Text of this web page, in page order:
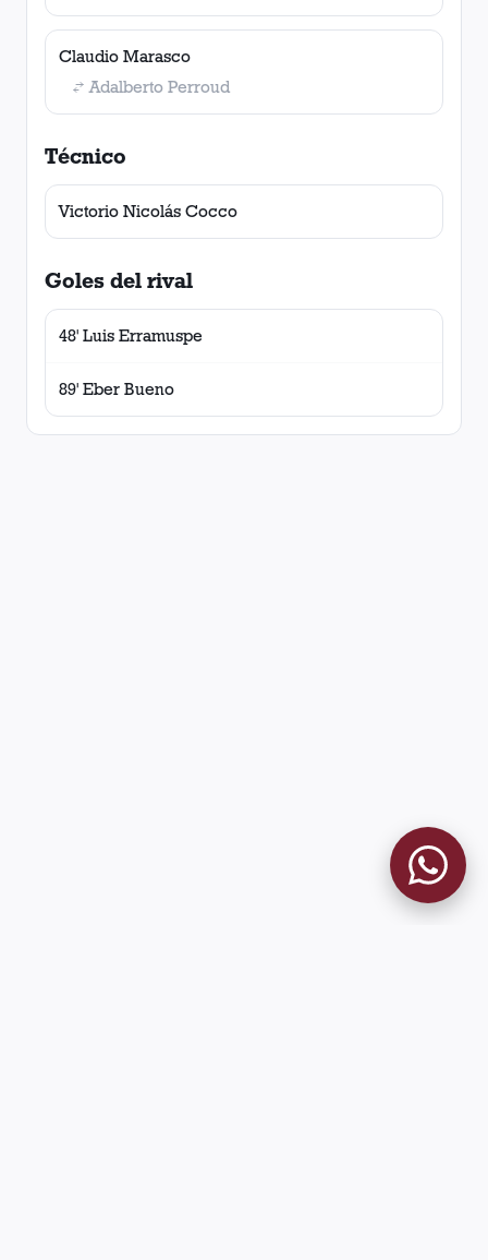
Claudio Marasco
Adalberto Perroud
Técnico
Victorio Nicolás Cocco
Goles del rival
48' Luis Erramuspe
89' Eber Bueno